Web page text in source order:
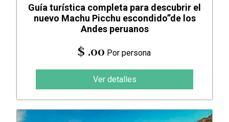
Guía turística completa para descubrir el
nuevo Machu Picchu escondido”de los
Andes peruanos
$ .00 Por persona
Ver detalles